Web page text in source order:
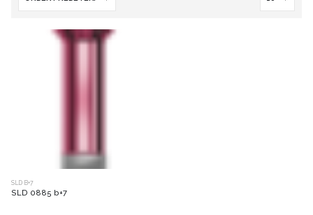
SLD B+7
SLD 0885 b+7